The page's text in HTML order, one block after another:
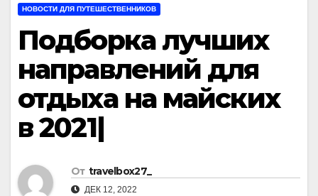
НОВОСТИ ДЛЯ ПУТЕШЕСТВЕННИКОВ
Подборка лучших
направлений для
отдыха на майских
в 2021|
От travelbox27_
ДЕК 12, 2022